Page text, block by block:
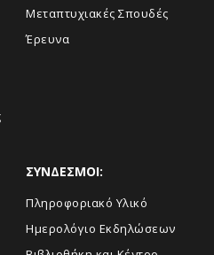
Μεταπτυχιακές Σπουδές
Έρευνα
ΣΥΝΔΕΣΜΟΙ:
Πληροφοριακό Υλικό
Ημερολόγιο Εκδηλώσεων